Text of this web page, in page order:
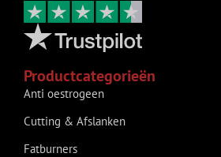
Productcategorieën
Anti oestrogeen
Cutting & Afslanken
Fatburners